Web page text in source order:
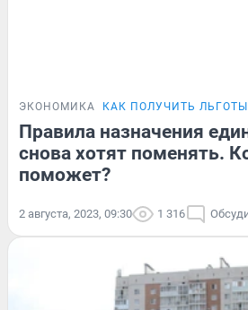
ЭКОНОМИКА КАК ПОЛУЧИТЬ
Правила назначения
снова хотят поменять.
поможет?
2 августа, 2023, 09:30 1 316